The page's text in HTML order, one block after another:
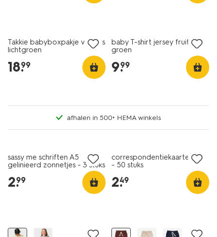
Takkie babyboxpakje velours
lichtgroen
18.
99
baby T-shirt jersey fruit
groen
9.
99
afhalen in 500+ HEMA winkels
sassy me schriften A5
gelinieerd zonnetjes - 3 stuks
2.
99
correspondentiekaarten A6
- 50 stuks
2.
49